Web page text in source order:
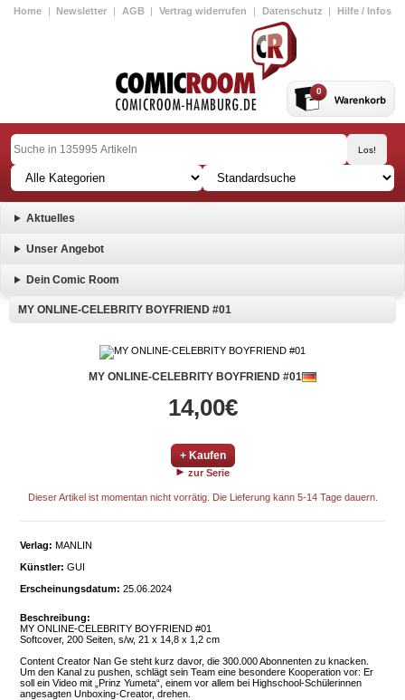
Home | Newsletter | AGB | Vertrag widerrufen | Datenschutz | Hilfe / Infos
0
Aktuelles
Unser Angebot
Dein Comic Room
MY ONLINE-CELEBRITY BOYFRIEND #01
MY ONLINE-CELEBRITY BOYFRIEND #01
14,00€
+ Kaufen
zur Serie
Dieser Artikel ist momentan nicht vorrätig. Die Lieferung kann 5-14 Tage dauern.
Verlag: MANLIN
Künstler: GUI
Erscheinungsdatum: 25.06.2024
Beschreibung:
MY ONLINE-CELEBRITY BOYFRIEND #01
Softcover, 200 Seiten, s/w, 21 x 14,8 x 1,2 cm
Content Creator Nan Ge steht kurz davor, die 300.000 Abonnenten zu knacken.
Um den Kanal zu pushen, schlägt sein Team eine besondere Kooperation vor: Er
soll ein Video mit „Prinz Yumeta“, einem vor allem bei Highschool-Schülerinnen
angesagten Unboxing-Creator, drehen.